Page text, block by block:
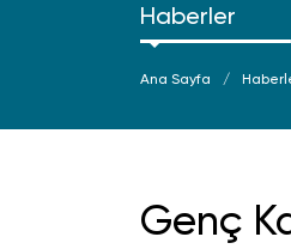
Haberler
Ana Sayfa
Genç